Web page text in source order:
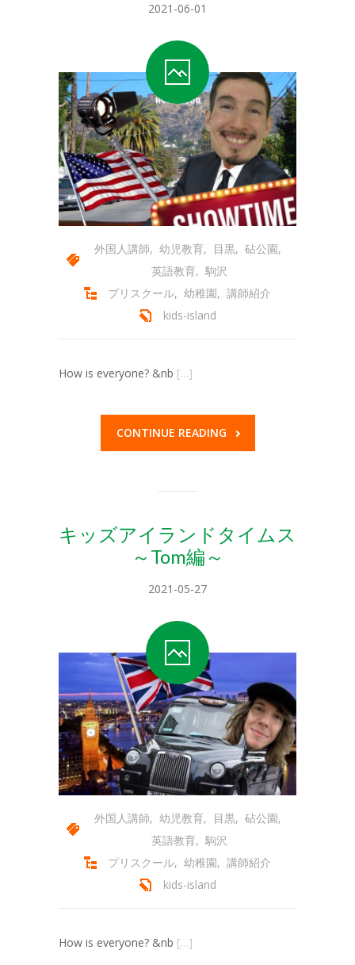
2021-06-01
外国人講師, 幼児教育, 目黒, 砧公園,
英語教育, 駒沢
プリスクール, 幼稚園, 講師紹介
kids-island
How is everyone? &nb […]
CONTINUE READING
キッズアイランドタイムス
～Tom編～
2021-05-27
外国人講師, 幼児教育, 目黒, 砧公園,
英語教育, 駒沢
プリスクール, 幼稚園, 講師紹介
kids-island
How is everyone? &nb […]